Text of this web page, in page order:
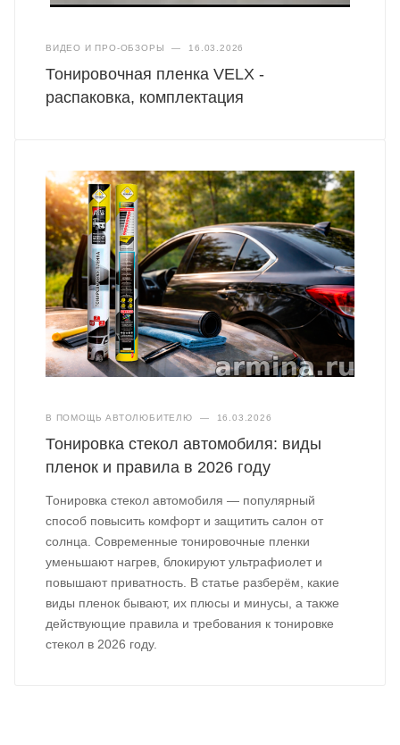
ВИДЕО И ПРО-ОБЗОРЫ — 16.03.2026
Тонировочная пленка VELX -
распаковка, комплектация
В ПОМОЩЬ АВТОЛЮБИТЕЛЮ — 16.03.2026
Тонировка стекол автомобиля: виды
пленок и правила в 2026 году
Тонировка стекол автомобиля — популярный
способ повысить комфорт и защитить салон от
солнца. Современные тонировочные пленки
уменьшают нагрев, блокируют ультрафиолет и
повышают приватность. В статье разберём, какие
виды пленок бывают, их плюсы и минусы, а также
действующие правила и требования к тонировке
стекол в 2026 году.